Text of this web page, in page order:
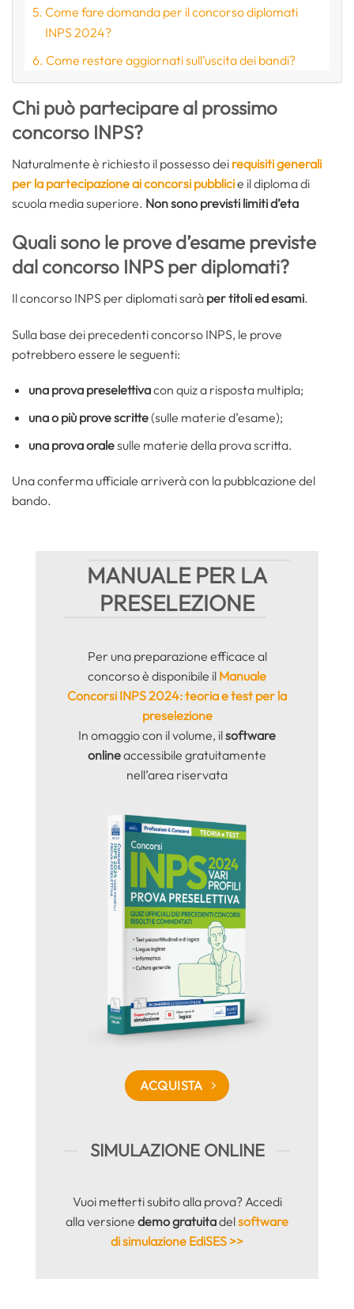
Come fare domanda per il concorso diplomati
INPS 2024?
Come restare aggiornati sull’uscita dei bandi?
Chi può partecipare al prossimo
concorso INPS?
Naturalmente è richiesto il possesso dei requisiti generali
per la partecipazione ai concorsi pubblicie il diploma di
scuola media superiore. Non sono previsti limiti d’eta
Quali sono le prove d’esame previste
dal concorso INPS per diplomati?
Il concorso INPS per diplomati sarà per titoli ed esami.
Sulla base dei precedenti concorso INPS, le prove
potrebbero essere le seguenti:
una prova preselettivacon quiz a risposta multipla;
una o più prove scritte(sulle materie d’esame);
una prova oralesulle materie della prova scritta.
Una conferma ufficiale arriverà con la pubblcazione del
bando.
MANUALE PER LA
PRESELEZIONE
Per una preparazione efficace al
concorso è disponibile il Manuale
Concorsi INPS 2024: teoria e test per la
preselezione
In omaggio con il volume, ilsoftware
onlineaccessibile gratuitamente
nell’area riservata
ACQUISTA
SIMULAZIONE ONLINE
Vuoi metterti subito alla prova? Accedi
alla versione demo gratuitadelsoftware
di simulazione EdiSES >>